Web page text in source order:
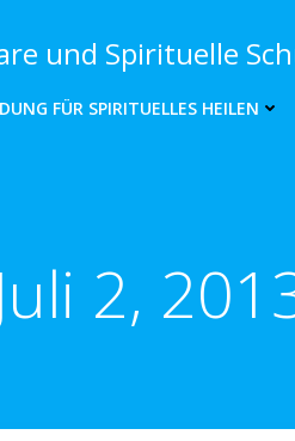
und Spirituelle
FÜR SPIRITUELLES HEILEN
2,